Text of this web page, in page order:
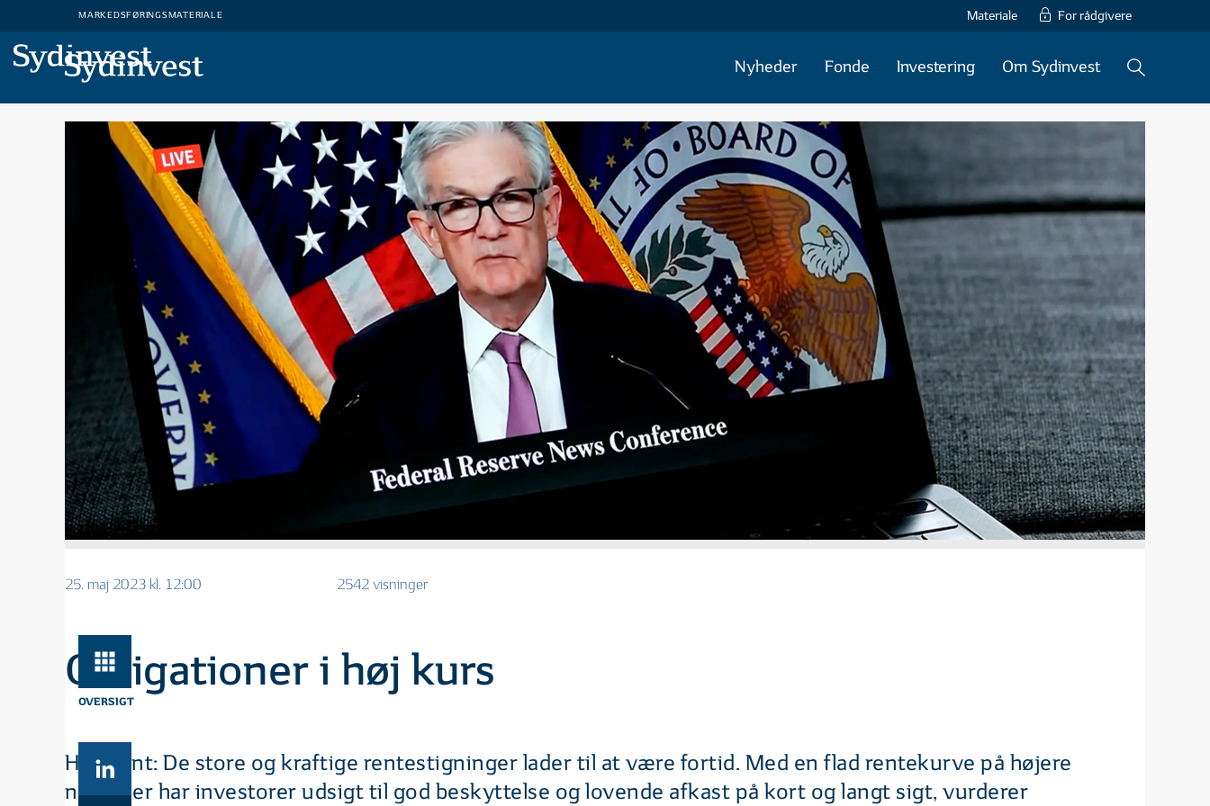
MARKEDSFØRINGSMATERIALE Materiale For rådgivere
MARKEDSFØRINGSMATERIALE
Nyheder Fonde Investering Om Sydinvest
OVERSIGT
25. maj 2023 kl. 12:00 2542 visninger
Obligationer i høj kurs
Horisont: De store og kraftige rentestigninger lader til at være fortid. Med en flad rentekurve på højere
niveauer har investorer udsigt til god beskyttelse og lovende afkast på kort og langt sigt, vurderer